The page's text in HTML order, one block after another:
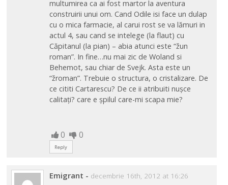
multumirea ca ai fost martor la aventura
construirii unui om. Cand Odile isi face un dulap
cu o mica farmacie, al carui rost se va lămuri in
actul 4, sau cand se intelege (la flaut) cu
Căpitanul (la pian) – abia atunci este “žun
roman”. In fine…nu mai zic de Woland si
Behemot, sau chiar de Svejk. Asta este un
“žroman”. Trebuie o structura, o cristalizare. De
ce cititi Cartarescu? De ce ii atribuiti nușce
calitați? care e șpilul care-mi scapa mie?
0 0
Reply
Emigrant - decembrie 16th, 2012 at 16:26